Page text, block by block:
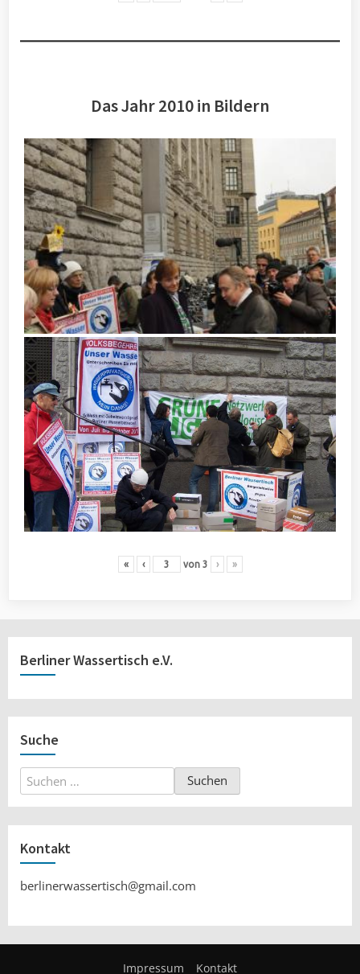
Das Jahr 2010 in Bildern
« ‹ von 3 › »
Berliner Wassertisch e.V.
Suche
Suchen
nach:
Kontakt
berlinerwassertisch@gmail.com
Impressum Kontakt